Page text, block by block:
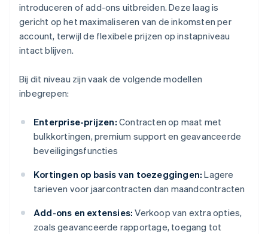
introduceren of add-ons uitbreiden. Deze laag is
gericht op het maximaliseren van de inkomsten per
account, terwijl de flexibele prijzen op instapniveau
intact blijven.
Bij dit niveau zijn vaak de volgende modellen
inbegrepen:
Enterprise-prijzen: Contracten op maat met
bulkkortingen, premium support en geavanceerde
beveiligingsfuncties
Kortingen op basis van toezeggingen: Lagere
tarieven voor jaarcontracten dan maandcontracten
Add-ons en extensies: Verkoop van extra opties,
zoals geavanceerde rapportage, toegang tot